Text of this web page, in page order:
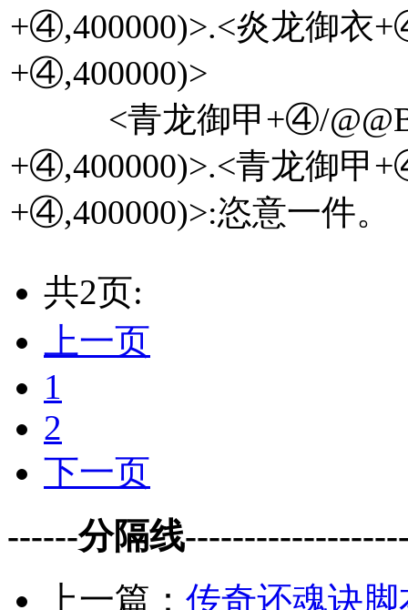
+④,400000)>.<炎龙御衣
+④,400000)>
<青龙御甲+④/
+④,400000)>.<青龙御甲
+④,400000)>:恣意一件
共2页:
上一页
1
2
下一页
------分隔线
上一篇： 传奇还魂诀